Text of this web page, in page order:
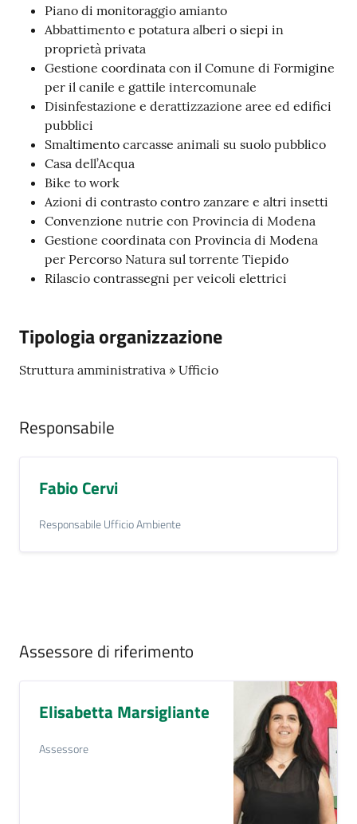
Piano di monitoraggio amianto
Abbattimento e potatura alberi o siepi in
proprietà privata
Gestione coordinata con il Comune di Formigine
per il canile e gattile intercomunale
Disinfestazione e derattizzazione aree ed edifici
pubblici
Smaltimento carcasse animali su suolo pubblico
Casa dell’Acqua
Bike to work
Azioni di contrasto contro zanzare e altri insetti
Convenzione nutrie con Provincia di Modena
Gestione coordinata con Provincia di Modena
per Percorso Natura sul torrente Tiepido
Rilascio contrassegni per veicoli elettrici
Tipologia organizzazione
Struttura amministrativa » Ufficio
Responsabile
Fabio Cervi
Responsabile Ufficio Ambiente
Assessore di riferimento
Elisabetta Marsigliante
Assessore